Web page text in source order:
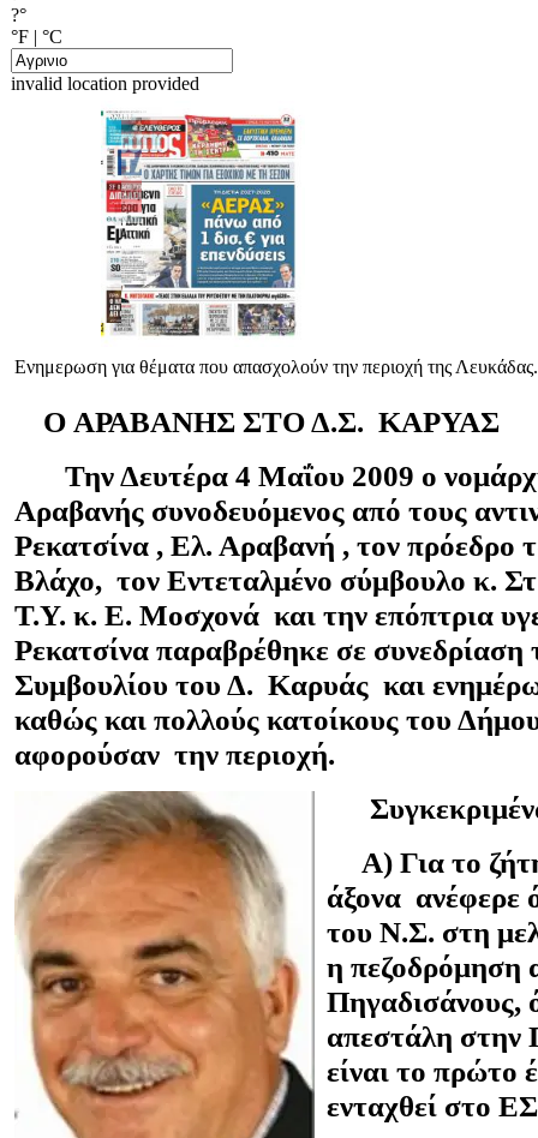
?°
°F | °C
invalid location provided
Eνημερωση για θέματα που απασχολούν την περιοχή της Λευκάδας.
O ΑΡΑΒΑΝΗΣ ΣΤΟ Δ.Σ. ΚΑΡΥΑΣ
Την Δευτέρα 4 Μαΐου 2009 ο
Αραβανής συνοδευόμενος από τους
Ρεκατσίνα , Ελ. Αραβανή , τον πρόεδρο
Βλάχο, τον Εντεταλμένο σύμβουλο κ.
Τ.Υ. κ. Ε. Μοσχονά και την επόπτρια
Ρεκατσίνα παραβρέθηκε σε συνεδρίαση
Συμβουλίου του Δ. Καρυάς και
καθώς και πολλούς κατοίκους του
αφορούσαν την περιοχή.
Α) Για το
άξονα ανέφερε
του Ν.Σ. στη
η πεζοδρόμηση
Πηγαδισάνους,
απεστάλη στην
είναι το πρώτο
ενταχθεί στο